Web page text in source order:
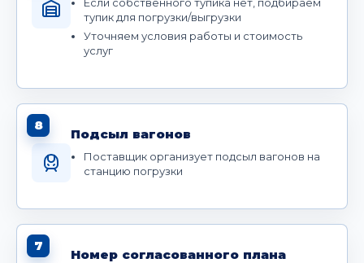
тупик для погрузки/выгрузки
Уточняем условия работы и стоимость
услуг
8
Подсыл вагонов
Поставщик организует подсыл вагонов на
станцию погрузки
7
Номер согласованного плана